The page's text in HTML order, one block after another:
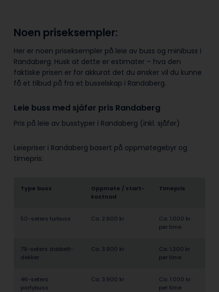
Noen priseksempler:
Her er noen priseksempler på leie av buss og minibuss i
Randaberg. Husk at dette er estimater – hva den
faktiske prisen er for akkurat det du ønsker vil du kunne
få et tilbud på fra et busselskap i Randaberg.
Leie buss med sjåfør pris Randaberg
Pris på leie av busstyper i Randaberg (inkl. sjåfør)
Leiepriser i Randaberg basert på oppmøtegebyr og
timepris:
Type buss
Oppmøte / start­
kostnad
Timepris
50-seters turbuss Ca. 2.900 kr
Ca. 1.000 kr
per time
79-seters dobbelt­
dekker
Ca. 3.900 kr
Ca. 1.200 kr
per time
46-seters
partybuss
Ca. 3.900 kr
Ca. 1.000 kr
per time